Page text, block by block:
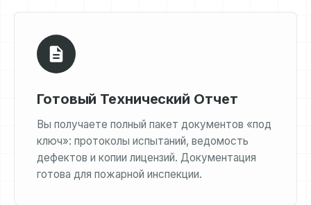
Готовый Технический Отчет
Вы получаете полный пакет документов «под
ключ»: протоколы испытаний, ведомость
дефектов и копии лицензий. Документация
готова для пожарной инспекции.